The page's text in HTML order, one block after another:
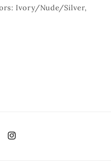
Ivory/Nude/Silver,
Instagram